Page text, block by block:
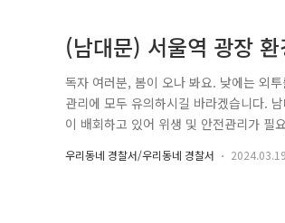
(남대문) 서울역 광장
독자 여러분, 봄이 오나 봐요. 낮에는 외
관리에 모두 유의하시길 바라겠습니다.
이 배회하고 있어 위생 및 안전관리가 필
숙인들이 모아놓은 박스나 기타 적치물
께 협업하여 처리를 하고 있습니다. 노숙
우리동네 경찰서/우리동네 경찰서 2024.03.19